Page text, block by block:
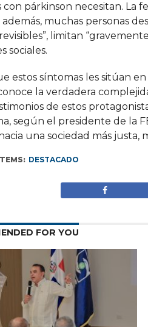
con párkinson necesitan. La
además, muchas personas
limitan
sociales.
estos síntomas les sitúan
la verdadera
de estos
según el presidente de la
una sociedad más justa,
DESTACADO
FOR YOU